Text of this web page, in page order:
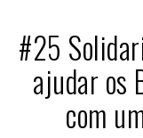
#25
ajudar os
com